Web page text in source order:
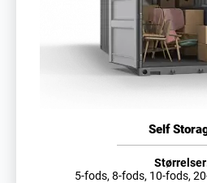
Self
5-fods, 8-fods, 10-fods,